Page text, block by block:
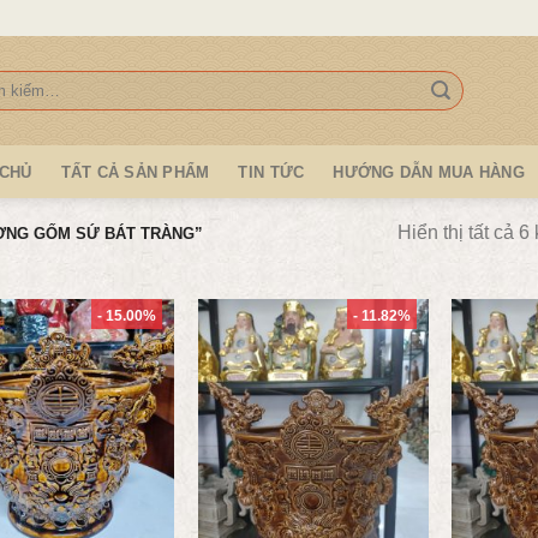
TẤT CẢ SẢN PHẨM TIN TỨC HƯỚNG DẪN MUA HÀNG
GỐM SỨ BÁT TRÀNG” Hiển thị tất cả 6
- 15.00% - 11.82%